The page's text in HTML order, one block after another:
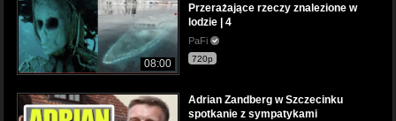
08:00
Przerażające rzeczy znalezione w
lodzie | 4
PaFi
720p
Adrian Zandberg w Szczecinku
spotkanie z sympatykami